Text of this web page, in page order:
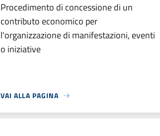
Procedimento di concessione di un
contributo economico per
l'organizzazione di manifestazioni, eventi
o iniziative
VAI ALLA PAGINA